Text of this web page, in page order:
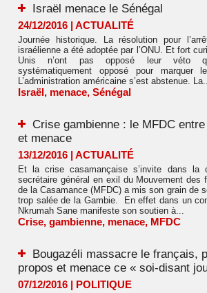
Israël menace le Sénégal
24/12/2016 | ACTUALITÉ
Journée historique. La résolution pour
israélienne a été adoptée par l’ONU. Et fort
Unis n’ont pas opposé leur véto
systématiquement opposé pour marquer
L’administration américaine s’est abstenue.
Israël, menace, Sénégal
Crise gambienne : le MFDC
et menace
13/12/2016 | ACTUALITÉ
Et la crise casamançaise s’invite dans la
secrétaire général en exil du Mouvement des
de la Casamance (MFDC) a mis son grain de
trop salée de la Gambie. En effet dans un
Nkrumah Sane manifeste son soutien à...
Crise, gambienne, menace, MFDC
Bougazéli massacre le français,
propos et menace ce « soi-disant
07/12/2016 | POLITIQUE